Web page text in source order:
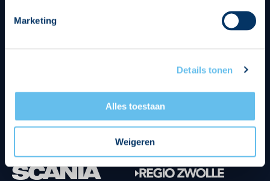
Marketing
Details tonen
Alles toestaan
Weigeren